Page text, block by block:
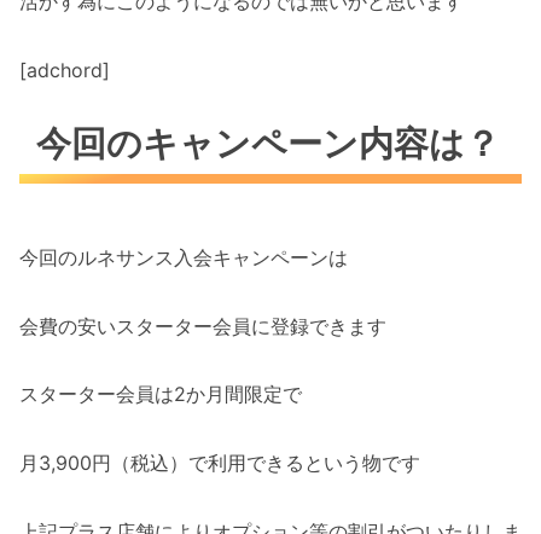
[adchord]
今回のキャンペーン内容は？
今回のルネサンス入会キャンペーンは
会費の安いスターター会員に登録できます
スターター会員は2か月間限定で
月3,900円（税込）で利用できるという物です